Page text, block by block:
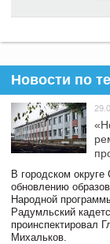
Новости по
В городском
обновлению
Народной
Радумльский
проинспектировал
Михальков.